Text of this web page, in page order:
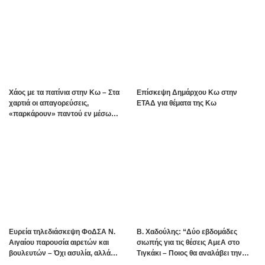
Χάος με τα πατίνια στην Κω – Στα
χαρτιά οι απαγορεύσεις,
«παρκάρουν» παντού εν μέσω
Επίσκεψη Δημάρχου Κω στην
ΕΤΑΔ για θέματα της Κω
Ευρεία τηλεδιάσκεψη ΦοΔΣΑ Ν.
Αιγαίου παρουσία αιρετών και
βουλευτών – Όχι ασυλία, αλλά
B. Xαδούλης: “Δύο εβδομάδες
σιωπής για τις θέσεις ΑμεΑ στο
Τιγκάκι – Ποιος θα αναλάβει την